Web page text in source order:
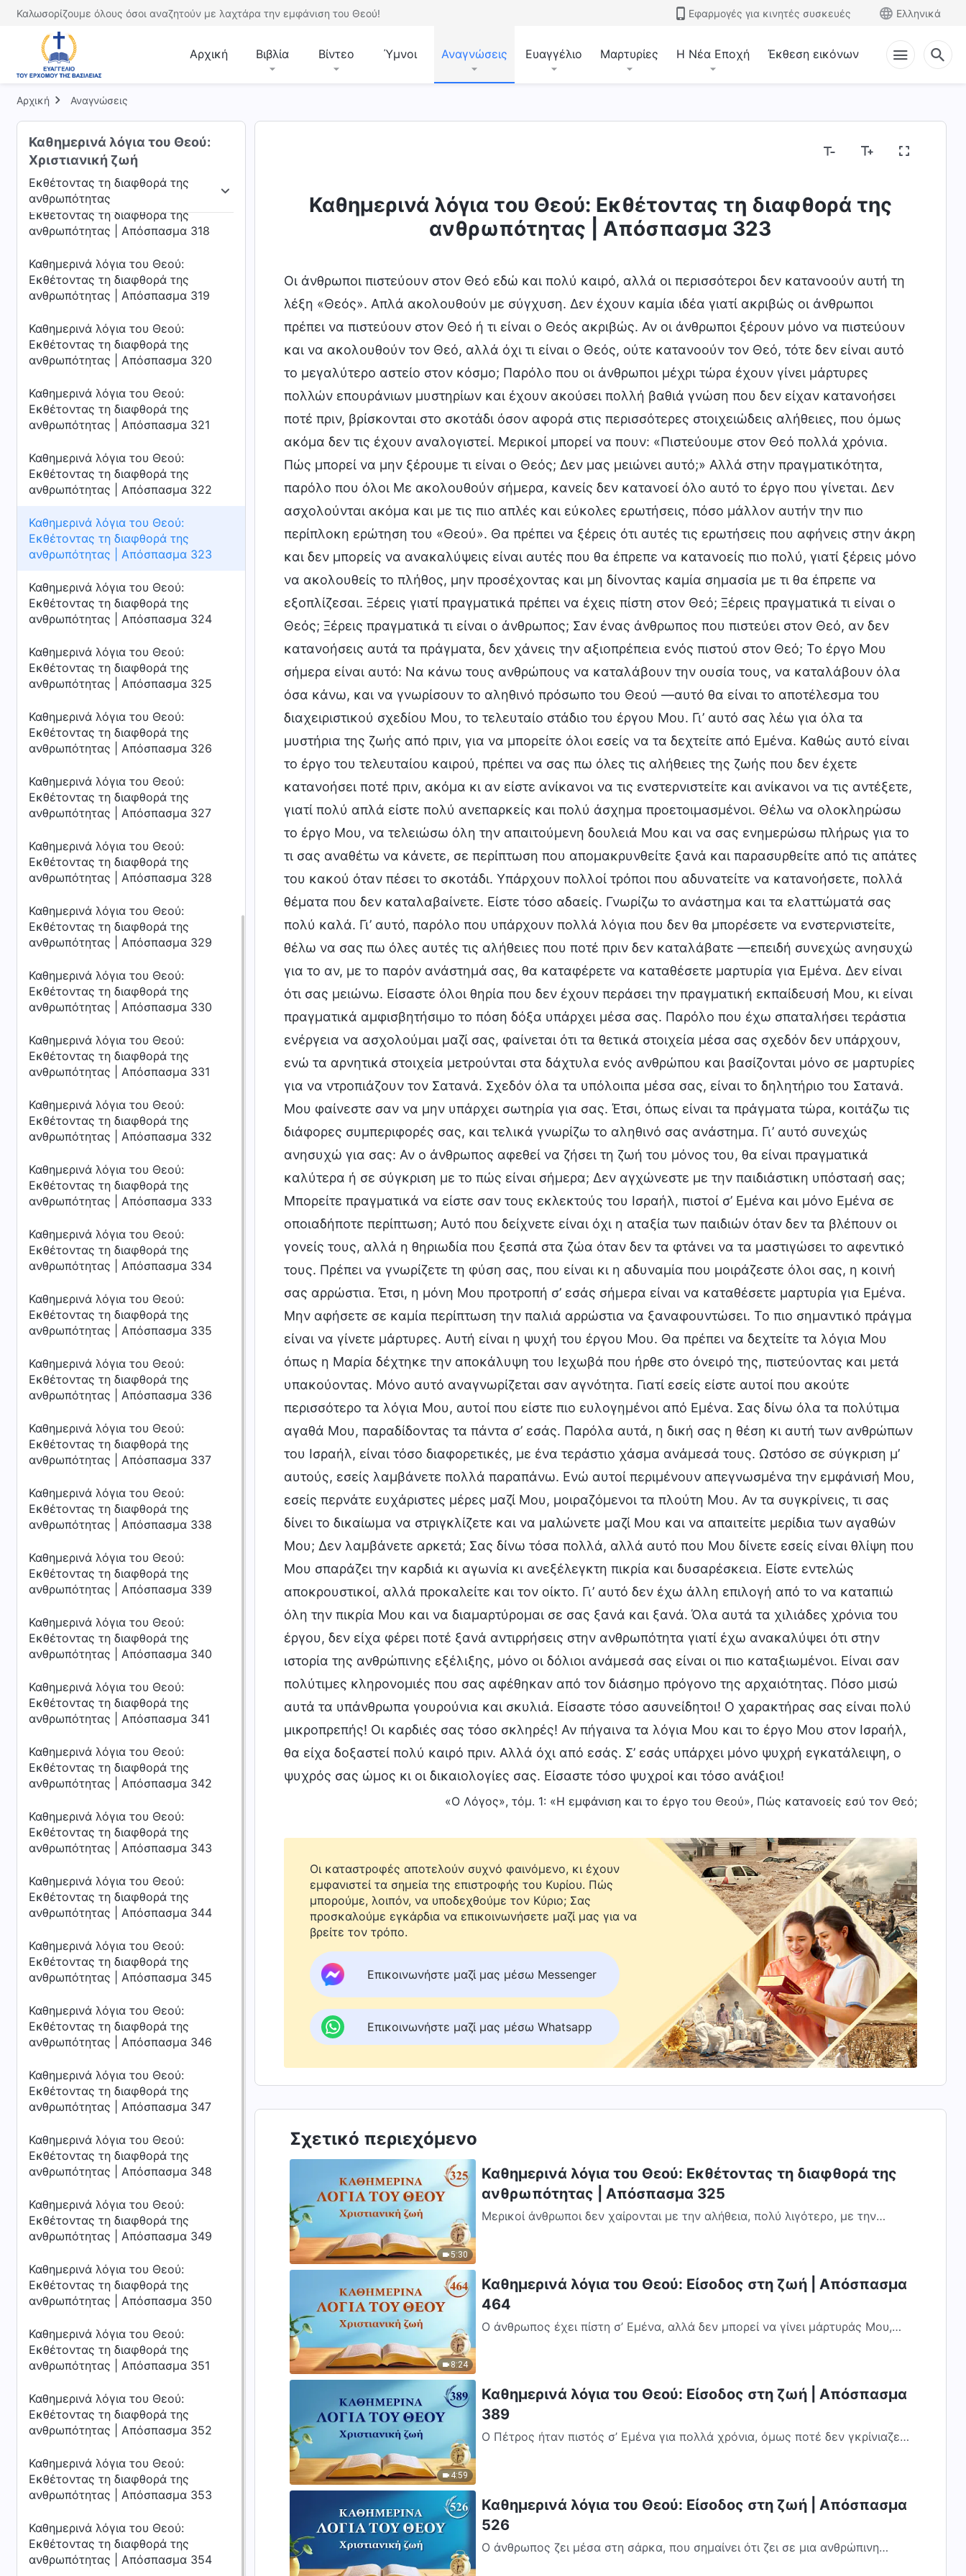
Καλωσορίζουμε όλους όσοι αναζητούν με λαχτάρα την εμφάνιση του Θεού! Εφαρμογές για κινητές συσκευές Ελληνικά
Αρχική Βιβλία Βίντεο Ύμνοι Αναγνώσεις Ευαγγέλιο Μαρτυρίες Η Νέα Εποχή Έκθεση εικόνων
Αρχική Αναγνώσεις
Καθημερινά λόγια του Θεού:
Χριστιανική ζωή
Εκθέτοντας τη διαφθορά της
ανθρωπότητας
Εκθέτοντας τη διαφθορά της ανθρωπότητας Είσοδος στη ζωή Προορισμοί και εκβάσεις
Εκθέτοντας τη διαφθορά της
ανθρωπότητας | Απόσπασμα 315
Καθημερινά λόγια του Θεού:
ανθρωπότητας | Απόσπασμα 316
Καθημερινά λόγια του Θεού:
Εκθέτοντας τη διαφθορά της
ανθρωπότητας | Απόσπασμα 317
Καθημερινά λόγια του Θεού:
Εκθέτοντας τη διαφθορά της
ανθρωπότητας | Απόσπασμα 318
Καθημερινά λόγια του Θεού:
Εκθέτοντας τη διαφθορά της
ανθρωπότητας | Απόσπασμα 319
Καθημερινά λόγια του Θεού:
Εκθέτοντας τη διαφθορά της
ανθρωπότητας | Απόσπασμα 320
Καθημερινά λόγια του Θεού:
Εκθέτοντας τη διαφθορά της
ανθρωπότητας | Απόσπασμα 321
Καθημερινά λόγια του Θεού:
Εκθέτοντας τη διαφθορά της
ανθρωπότητας | Απόσπασμα 322
Καθημερινά λόγια του Θεού:
Εκθέτοντας τη διαφθορά της
ανθρωπότητας | Απόσπασμα 323
Καθημερινά λόγια του Θεού:
Εκθέτοντας τη διαφθορά της
ανθρωπότητας | Απόσπασμα 324
Καθημερινά λόγια του Θεού:
Εκθέτοντας τη διαφθορά της
ανθρωπότητας | Απόσπασμα 325
Καθημερινά λόγια του Θεού:
Εκθέτοντας τη διαφθορά της
ανθρωπότητας | Απόσπασμα 326
Καθημερινά λόγια του Θεού:
Εκθέτοντας τη διαφθορά της
ανθρωπότητας | Απόσπασμα 327
Καθημερινά λόγια του Θεού:
Εκθέτοντας τη διαφθορά της
ανθρωπότητας | Απόσπασμα 328
Καθημερινά λόγια του Θεού:
Εκθέτοντας τη διαφθορά της
ανθρωπότητας | Απόσπασμα 329
Καθημερινά λόγια του Θεού:
Εκθέτοντας τη διαφθορά της
ανθρωπότητας | Απόσπασμα 330
Καθημερινά λόγια του Θεού:
Εκθέτοντας τη διαφθορά της
ανθρωπότητας | Απόσπασμα 331
Καθημερινά λόγια του Θεού:
Εκθέτοντας τη διαφθορά της
ανθρωπότητας | Απόσπασμα 332
Καθημερινά λόγια του Θεού:
Εκθέτοντας τη διαφθορά της
ανθρωπότητας | Απόσπασμα 333
Καθημερινά λόγια του Θεού:
Εκθέτοντας τη διαφθορά της
ανθρωπότητας | Απόσπασμα 334
Καθημερινά λόγια του Θεού:
Εκθέτοντας τη διαφθορά της
ανθρωπότητας | Απόσπασμα 335
Καθημερινά λόγια του Θεού:
Εκθέτοντας τη διαφθορά της
ανθρωπότητας | Απόσπασμα 336
Καθημερινά λόγια του Θεού:
Εκθέτοντας τη διαφθορά της
ανθρωπότητας | Απόσπασμα 337
Καθημερινά λόγια του Θεού:
Εκθέτοντας τη διαφθορά της
ανθρωπότητας | Απόσπασμα 338
Καθημερινά λόγια του Θεού:
Εκθέτοντας τη διαφθορά της
ανθρωπότητας | Απόσπασμα 339
Καθημερινά λόγια του Θεού:
Εκθέτοντας τη διαφθορά της
ανθρωπότητας | Απόσπασμα 340
Καθημερινά λόγια του Θεού:
Εκθέτοντας τη διαφθορά της
ανθρωπότητας | Απόσπασμα 341
Καθημερινά λόγια του Θεού:
Εκθέτοντας τη διαφθορά της
ανθρωπότητας | Απόσπασμα 342
Καθημερινά λόγια του Θεού:
Εκθέτοντας τη διαφθορά της
ανθρωπότητας | Απόσπασμα 343
Καθημερινά λόγια του Θεού:
Εκθέτοντας τη διαφθορά της
ανθρωπότητας | Απόσπασμα 344
Καθημερινά λόγια του Θεού:
Εκθέτοντας τη διαφθορά της
ανθρωπότητας | Απόσπασμα 345
Καθημερινά λόγια του Θεού:
Εκθέτοντας τη διαφθορά της
ανθρωπότητας | Απόσπασμα 346
Καθημερινά λόγια του Θεού:
Εκθέτοντας τη διαφθορά της
ανθρωπότητας | Απόσπασμα 347
Καθημερινά λόγια του Θεού:
Εκθέτοντας τη διαφθορά της
ανθρωπότητας | Απόσπασμα 348
Καθημερινά λόγια του Θεού:
Εκθέτοντας τη διαφθορά της
ανθρωπότητας | Απόσπασμα 349
Καθημερινά λόγια του Θεού:
Εκθέτοντας τη διαφθορά της
ανθρωπότητας | Απόσπασμα 350
Καθημερινά λόγια του Θεού:
Εκθέτοντας τη διαφθορά της
ανθρωπότητας | Απόσπασμα 351
Καθημερινά λόγια του Θεού:
Εκθέτοντας τη διαφθορά της
ανθρωπότητας | Απόσπασμα 352
Καθημερινά λόγια του Θεού:
Εκθέτοντας τη διαφθορά της
ανθρωπότητας | Απόσπασμα 353
Καθημερινά λόγια του Θεού:
Εκθέτοντας τη διαφθορά της
ανθρωπότητας | Απόσπασμα 354
Καθημερινά λόγια του Θεού: Εκθέτοντας τη διαφθορά της
ανθρωπότητας | Απόσπασμα 323
Οι άνθρωποι πιστεύουν στον Θεό εδώ και πολύ καιρό, αλλά οι περισσότεροι δεν κατανοούν αυτή τη
λέξη «Θεός». Απλά ακολουθούν με σύγχυση. Δεν έχουν καμία ιδέα γιατί ακριβώς οι άνθρωποι
πρέπει να πιστεύουν στον Θεό ή τι είναι ο Θεός ακριβώς. Αν οι άνθρωποι ξέρουν μόνο να πιστεύουν
και να ακολουθούν τον Θεό, αλλά όχι τι είναι ο Θεός, ούτε κατανοούν τον Θεό, τότε δεν είναι αυτό
το μεγαλύτερο αστείο στον κόσμο; Παρόλο που οι άνθρωποι μέχρι τώρα έχουν γίνει μάρτυρες
πολλών επουράνιων μυστηρίων και έχουν ακούσει πολλή βαθιά γνώση που δεν είχαν κατανοήσει
ποτέ πριν, βρίσκονται στο σκοτάδι όσον αφορά στις περισσότερες στοιχειώδεις αλήθειες, που όμως
ακόμα δεν τις έχουν αναλογιστεί. Μερικοί μπορεί να πουν: «Πιστεύουμε στον Θεό πολλά χρόνια.
Πώς μπορεί να μην ξέρουμε τι είναι ο Θεός; Δεν μας μειώνει αυτό;» Αλλά στην πραγματικότητα,
παρόλο που όλοι Με ακολουθούν σήμερα, κανείς δεν κατανοεί όλο αυτό το έργο που γίνεται. Δεν
ασχολούνται ακόμα και με τις πιο απλές και εύκολες ερωτήσεις, πόσο μάλλον αυτήν την πιο
περίπλοκη ερώτηση του «Θεού». Θα πρέπει να ξέρεις ότι αυτές τις ερωτήσεις που αφήνεις στην άκρη
και δεν μπορείς να ανακαλύψεις είναι αυτές που θα έπρεπε να κατανοείς πιο πολύ, γιατί ξέρεις μόνο
να ακολουθείς το πλήθος, μην προσέχοντας και μη δίνοντας καμία σημασία με τι θα έπρεπε να
εξοπλίζεσαι. Ξέρεις γιατί πραγματικά πρέπει να έχεις πίστη στον Θεό; Ξέρεις πραγματικά τι είναι ο
Θεός; Ξέρεις πραγματικά τι είναι ο άνθρωπος; Σαν ένας άνθρωπος που πιστεύει στον Θεό, αν δεν
κατανοήσεις αυτά τα πράγματα, δεν χάνεις την αξιοπρέπεια ενός πιστού στον Θεό; Το έργο Μου
σήμερα είναι αυτό: Να κάνω τους ανθρώπους να καταλάβουν την ουσία τους, να καταλάβουν όλα
όσα κάνω, και να γνωρίσουν το αληθινό πρόσωπο του Θεού —αυτό θα είναι το αποτέλεσμα του
διαχειριστικού σχεδίου Μου, το τελευταίο στάδιο του έργου Μου. Γι’ αυτό σας λέω για όλα τα
μυστήρια της ζωής από πριν, για να μπορείτε όλοι εσείς να τα δεχτείτε από Εμένα. Καθώς αυτό είναι
το έργο του τελευταίου καιρού, πρέπει να σας πω όλες τις αλήθειες της ζωής που δεν έχετε
κατανοήσει ποτέ πριν, ακόμα κι αν είστε ανίκανοι να τις ενστερνιστείτε και ανίκανοι να τις αντέξετε,
γιατί πολύ απλά είστε πολύ ανεπαρκείς και πολύ άσχημα προετοιμασμένοι. Θέλω να ολοκληρώσω
το έργο Μου, να τελειώσω όλη την απαιτούμενη δουλειά Μου και να σας ενημερώσω πλήρως για το
τι σας αναθέτω να κάνετε, σε περίπτωση που απομακρυνθείτε ξανά και παρασυρθείτε από τις απάτες
του κακού όταν πέσει το σκοτάδι. Υπάρχουν πολλοί τρόποι που αδυνατείτε να κατανοήσετε, πολλά
θέματα που δεν καταλαβαίνετε. Είστε τόσο αδαείς. Γνωρίζω το ανάστημα και τα ελαττώματά σας
πολύ καλά. Γι’ αυτό, παρόλο που υπάρχουν πολλά λόγια που δεν θα μπορέσετε να ενστερνιστείτε,
θέλω να σας πω όλες αυτές τις αλήθειες που ποτέ πριν δεν καταλάβατε —επειδή συνεχώς ανησυχώ
για το αν, με το παρόν ανάστημά σας, θα καταφέρετε να καταθέσετε μαρτυρία για Εμένα. Δεν είναι
ότι σας μειώνω. Είσαστε όλοι θηρία που δεν έχουν περάσει την πραγματική εκπαίδευσή Μου, κι είναι
πραγματικά αμφισβητήσιμο το πόση δόξα υπάρχει μέσα σας. Παρόλο που έχω σπαταλήσει τεράστια
ενέργεια να ασχολούμαι μαζί σας, φαίνεται ότι τα θετικά στοιχεία μέσα σας σχεδόν δεν υπάρχουν,
ενώ τα αρνητικά στοιχεία μετρούνται στα δάχτυλα ενός ανθρώπου και βασίζονται μόνο σε μαρτυρίες
για να ντροπιάζουν τον Σατανά. Σχεδόν όλα τα υπόλοιπα μέσα σας, είναι το δηλητήριο του Σατανά.
Μου φαίνεστε σαν να μην υπάρχει σωτηρία για σας. Έτσι, όπως είναι τα πράγματα τώρα, κοιτάζω τις
διάφορες συμπεριφορές σας, και τελικά γνωρίζω το αληθινό σας ανάστημα. Γι’ αυτό συνεχώς
ανησυχώ για σας: Αν ο άνθρωπος αφεθεί να ζήσει τη ζωή του μόνος του, θα είναι πραγματικά
καλύτερα ή σε σύγκριση με το πώς είναι σήμερα; Δεν αγχώνεστε με την παιδιάστικη υπόστασή σας;
Μπορείτε πραγματικά να είστε σαν τους εκλεκτούς του Ισραήλ, πιστοί σ’ Εμένα και μόνο Εμένα σε
οποιαδήποτε περίπτωση; Αυτό που δείχνετε είναι όχι η αταξία των παιδιών όταν δεν τα βλέπουν οι
γονείς τους, αλλά η θηριωδία που ξεσπά στα ζώα όταν δεν τα φτάνει να τα μαστιγώσει το αφεντικό
τους. Πρέπει να γνωρίζετε τη φύση σας, που είναι κι η αδυναμία που μοιράζεστε όλοι σας, η κοινή
σας αρρώστια. Έτσι, η μόνη Μου προτροπή σ’ εσάς σήμερα είναι να καταθέσετε μαρτυρία για Εμένα.
Μην αφήσετε σε καμία περίπτωση την παλιά αρρώστια να ξαναφουντώσει. Το πιο σημαντικό πράγμα
είναι να γίνετε μάρτυρες. Αυτή είναι η ψυχή του έργου Μου. Θα πρέπει να δεχτείτε τα λόγια Μου
όπως η Μαρία δέχτηκε την αποκάλυψη του Ιεχωβά που ήρθε στο όνειρό της, πιστεύοντας και μετά
υπακούοντας. Μόνο αυτό αναγνωρίζεται σαν αγνότητα. Γιατί εσείς είστε αυτοί που ακούτε
περισσότερο τα λόγια Μου, αυτοί που είστε πιο ευλογημένοι από Εμένα. Σας δίνω όλα τα πολύτιμα
αγαθά Μου, παραδίδοντας τα πάντα σ’ εσάς. Παρόλα αυτά, η δική σας η θέση κι αυτή των ανθρώπων
του Ισραήλ, είναι τόσο διαφορετικές, με ένα τεράστιο χάσμα ανάμεσά τους. Ωστόσο σε σύγκριση μ’
αυτούς, εσείς λαμβάνετε πολλά παραπάνω. Ενώ αυτοί περιμένουν απεγνωσμένα την εμφάνισή Μου,
εσείς περνάτε ευχάριστες μέρες μαζί Μου, μοιραζόμενοι τα πλούτη Μου. Αν τα συγκρίνεις, τι σας
δίνει το δικαίωμα να στριγκλίζετε και να μαλώνετε μαζί Μου και να απαιτείτε μερίδια των αγαθών
Μου; Δεν λαμβάνετε αρκετά; Σας δίνω τόσα πολλά, αλλά αυτό που Μου δίνετε εσείς είναι θλίψη που
Μου σπαράζει την καρδιά κι αγωνία κι ανεξέλεγκτη πικρία και δυσαρέσκεια. Είστε εντελώς
αποκρουστικοί, αλλά προκαλείτε και τον οίκτο. Γι’ αυτό δεν έχω άλλη επιλογή από το να καταπιώ
όλη την πικρία Μου και να διαμαρτύρομαι σε σας ξανά και ξανά. Όλα αυτά τα χιλιάδες χρόνια του
έργου, δεν είχα φέρει ποτέ ξανά αντιρρήσεις στην ανθρωπότητα γιατί έχω ανακαλύψει ότι στην
ιστορία της ανθρώπινης εξέλιξης, μόνο οι δόλιοι ανάμεσά σας είναι οι πιο καταξιωμένοι. Είναι σαν
πολύτιμες κληρονομιές που σας αφέθηκαν από τον διάσημο πρόγονο της αρχαιότητας. Πόσο μισώ
αυτά τα υπάνθρωπα γουρούνια και σκυλιά. Είσαστε τόσο ασυνείδητοι! Ο χαρακτήρας σας είναι πολύ
μικροπρεπής! Οι καρδιές σας τόσο σκληρές! Αν πήγαινα τα λόγια Μου και το έργο Μου στον Ισραήλ,
θα είχα δοξαστεί πολύ καιρό πριν. Αλλά όχι από εσάς. Σ’ εσάς υπάρχει μόνο ψυχρή εγκατάλειψη, ο
ψυχρός σας ώμος κι οι δικαιολογίες σας. Είσαστε τόσο ψυχροί και τόσο ανάξιοι!
«Ο Λόγος», τόμ. 1: «Η εμφάνιση και το έργο του Θεού», Πώς κατανοείς εσύ τον Θεό;
Οι καταστροφές αποτελούν συχνό φαινόμενο, κι έχουν
εμφανιστεί τα σημεία της επιστροφής του Κυρίου. Πώς
μπορούμε, λοιπόν, να υποδεχθούμε τον Κύριο; Σας
προσκαλούμε εγκάρδια να επικοινωνήσετε μαζί μας για να
βρείτε τον τρόπο.
Επικοινωνήστε μαζί μας μέσω Messenger
Επικοινωνήστε μαζί μας μέσω Whatsapp
Σχετικό περιεχόμενο
5:30
Καθημερινά λόγια του Θεού: Εκθέτοντας τη διαφθορά της
ανθρωπότητας | Απόσπασμα 325
Μερικοί άνθρωποι δεν χαίρονται με την αλήθεια, πολύ λιγότερο, με την
8:24
Καθημερινά λόγια του Θεού: Είσοδος στη ζωή | Απόσπασμα
464
Ο άνθρωπος έχει πίστη σ’ Εμένα, αλλά δεν μπορεί να γίνει μάρτυράς Μου,
4:59
Καθημερινά λόγια του Θεού: Είσοδος στη ζωή | Απόσπασμα
389
Ο Πέτρος ήταν πιστός σ’ Εμένα για πολλά χρόνια, όμως ποτέ δεν γκρίνιαζε
Καθημερινά λόγια του Θεού: Είσοδος στη ζωή | Απόσπασμα
526
Ο άνθρωπος ζει μέσα στη σάρκα, που σημαίνει ότι ζει σε μια ανθρώπινη